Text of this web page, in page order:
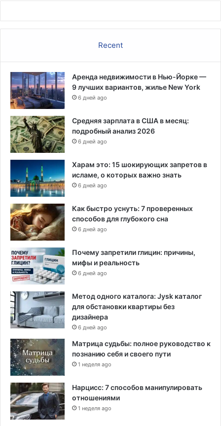
Recent
Аренда недвижимости в Нью-Йорке —
9 лучших вариантов, жилье New York
6 дней ago
Средняя зарплата в США в месяц:
подробный анализ 2026
6 дней ago
Харам это: 15 шокирующих запретов в
исламе, о которых важно знать
6 дней ago
Как быстро уснуть: 7 проверенных
способов для глубокого сна
6 дней ago
Почему запретили глицин: причины,
мифы и реальность
6 дней ago
Метод одного каталога: Jysk каталог
для обстановки квартиры без
дизайнера
6 дней ago
Матрица судьбы: полное руководство к
познанию себя и своего пути
1 неделя ago
Нарцисс: 7 способов манипулировать
отношениями
1 неделя ago